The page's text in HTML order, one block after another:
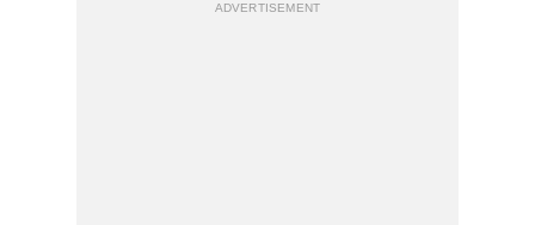
ADVERTISEMENT